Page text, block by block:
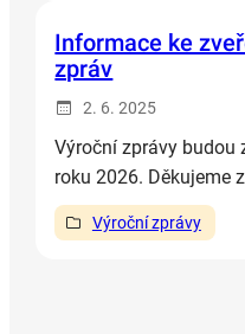
Informace ke
zpráv
2. 6. 2025
Výroční zprávy budou
roku 2026. Děkujeme
Výroční zprávy